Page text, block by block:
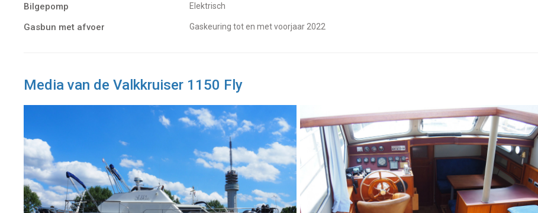
Bilgepomp Elektrisch
Gasbun met afvoer Gaskeuring tot en met voorjaar 2022
Media van de Valkkruiser 1150 Fly